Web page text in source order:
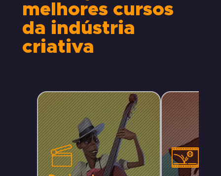
melhores cursos
da indústria
criativa